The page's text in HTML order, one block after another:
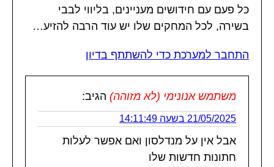
כל פעם עם חידושים מעניינים, בליווי לבבי
בשירה, לכל המחקים שלו יש עוד הרבה להזיע…
התחבר למערכת כדי להשתתף בדיון
משתמש אנונימי (לא מזוהה) הגיב:
21/05/2025 בשעה 14:11:49
אבל אין על מנדלסון ואם אפשר לעלות
חתונות חדשות שלו